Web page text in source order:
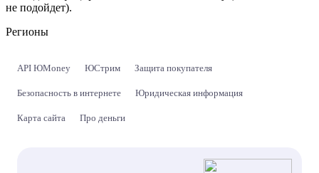
не подойдет).
Регионы
API ЮMoney ЮСтрим Защита покупателя
Безопасность в интернете Юридическая информация
Карта сайта Про деньги